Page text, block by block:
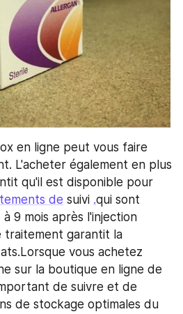
en ligne peut vous faire
L'acheter également en plus
qu'il est disponible pour
de suivi .qui sont
9 mois après l'injection
traitement garantit la
vous achetez
sur la boutique en ligne de
de suivre et de
de stockage optimales du